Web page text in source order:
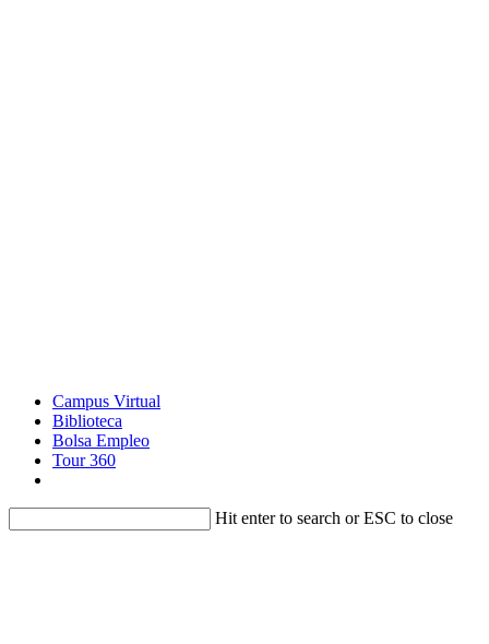
Campus Virtual
Biblioteca
Bolsa Empleo
Tour 360
Hit enter to search or ESC to close